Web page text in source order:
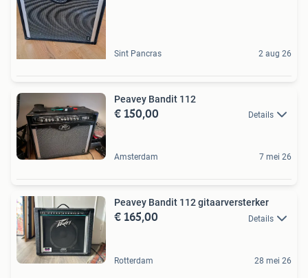
Sint Pancras 2 aug 26
Peavey Bandit 112
€ 150,00 Details
Amsterdam 7 mei 26
Peavey Bandit 112 gitaarversterker
€ 165,00 Details
Rotterdam 28 mei 26